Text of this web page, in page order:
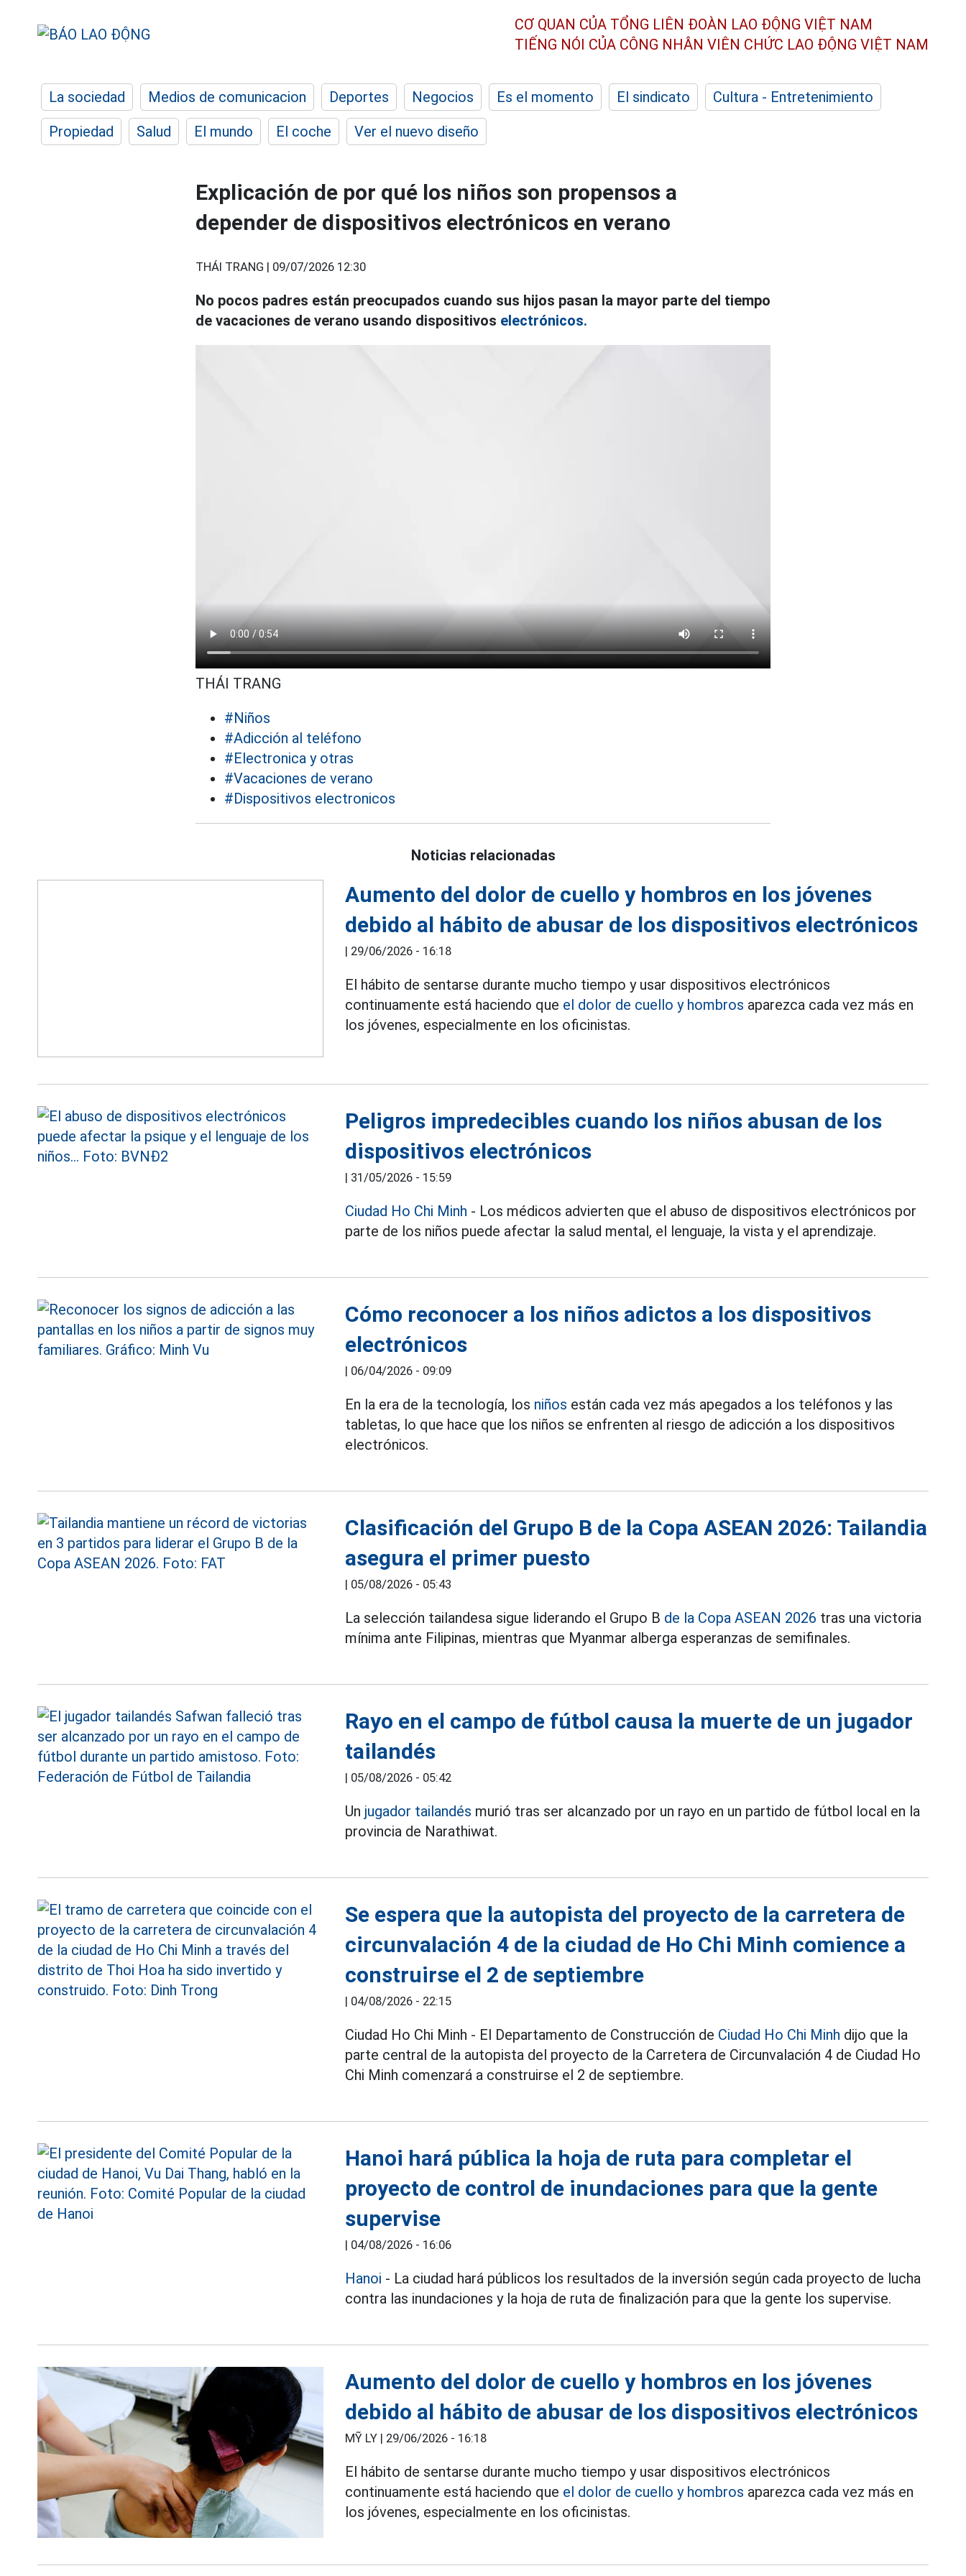
CƠ QUAN CỦA TỔNG LIÊN ĐOÀN LAO ĐỘNG VIỆT NAM
TIẾNG NÓI CỦA CÔNG NHÂN VIÊN CHỨC LAO ĐỘNG VIỆT NAM
La sociedad Medios de comunicacion Deportes Negocios Es el momento El sindicato
Cultura - Entretenimiento
Propiedad
Salud El mundo El coche Ver el nuevo diseño
Explicación de por qué los niños son propensos a
depender de dispositivos electrónicos en verano
THÁI TRANG | 09/07/2026 12:30
No pocos padres están preocupados cuando sus hijos pasan la mayor parte del tiempo
de vacaciones de verano usando dispositivos electrónicos.
THÁI TRANG
#Niños
#Adicción al teléfono
#Electronica y otras
#Vacaciones de verano
#Dispositivos electronicos
Noticias relacionadas
Aumento del dolor de cuello y hombros en los jóvenes
debido al hábito de abusar de los dispositivos electrónicos
| 29/06/2026 - 16:18
El hábito de sentarse durante mucho tiempo y usar dispositivos electrónicos
continuamente está haciendo que el dolor de cuello y hombros aparezca cada vez más en
los jóvenes, especialmente en los oficinistas.
Peligros impredecibles cuando los niños abusan de los
dispositivos electrónicos
| 31/05/2026 - 15:59
Ciudad Ho Chi Minh - Los médicos advierten que el abuso de dispositivos electrónicos por
parte de los niños puede afectar la salud mental, el lenguaje, la vista y el aprendizaje.
Cómo reconocer a los niños adictos a los dispositivos
electrónicos
| 06/04/2026 - 09:09
En la era de la tecnología, los niños están cada vez más apegados a los teléfonos y las
tabletas, lo que hace que los niños se enfrenten al riesgo de adicción a los dispositivos
electrónicos.
Clasificación del Grupo B de la Copa ASEAN 2026: Tailandia
asegura el primer puesto
| 05/08/2026 - 05:43
La selección tailandesa sigue liderando el Grupo B de la Copa ASEAN 2026 tras una victoria
mínima ante Filipinas, mientras que Myanmar alberga esperanzas de semifinales.
Rayo en el campo de fútbol causa la muerte de un jugador
tailandés
| 05/08/2026 - 05:42
Un jugador tailandés murió tras ser alcanzado por un rayo en un partido de fútbol local en la
provincia de Narathiwat.
Se espera que la autopista del proyecto de la carretera de
circunvalación 4 de la ciudad de Ho Chi Minh comience a
construirse el 2 de septiembre
| 04/08/2026 - 22:15
Ciudad Ho Chi Minh - El Departamento de Construcción de Ciudad Ho Chi Minh dijo que la
parte central de la autopista del proyecto de la Carretera de Circunvalación 4 de Ciudad Ho
Chi Minh comenzará a construirse el 2 de septiembre.
Hanoi hará pública la hoja de ruta para completar el
proyecto de control de inundaciones para que la gente
supervise
| 04/08/2026 - 16:06
Hanoi - La ciudad hará públicos los resultados de la inversión según cada proyecto de lucha
contra las inundaciones y la hoja de ruta de finalización para que la gente los supervise.
Aumento del dolor de cuello y hombros en los jóvenes
debido al hábito de abusar de los dispositivos electrónicos
MỸ LY | 29/06/2026 - 16:18
El hábito de sentarse durante mucho tiempo y usar dispositivos electrónicos
continuamente está haciendo que el dolor de cuello y hombros aparezca cada vez más en
los jóvenes, especialmente en los oficinistas.